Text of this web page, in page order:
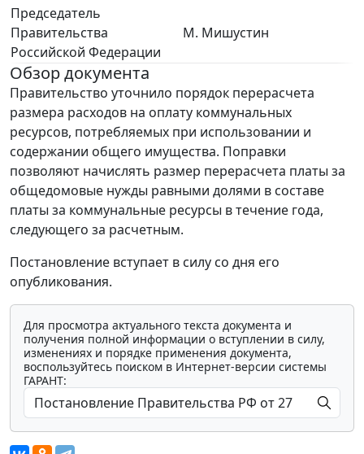
Председатель
Правительства
Российской Федерации
М. Мишустин
Обзор документа
Правительство уточнило порядок перерасчета
размера расходов на оплату коммунальных
ресурсов, потребляемых при использовании и
содержании общего имущества. Поправки
позволяют начислять размер перерасчета платы за
общедомовые нужды равными долями в составе
платы за коммунальные ресурсы в течение года,
следующего за расчетным.
Постановление вступает в силу со дня его
опубликования.
Для просмотра актуального текста документа и
получения полной информации о вступлении в силу,
изменениях и порядке применения документа,
воспользуйтесь поиском в Интернет-версии системы
ГАРАНТ: